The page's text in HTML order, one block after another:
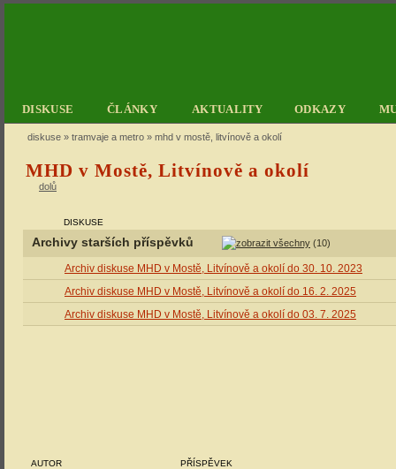
DISKUSE ČLÁNKY AKTUALITY ODKAZY
diskuse » tramvaje a metro » mhd v mostě, litvínově a okolí
MHD v Mostě, Litvínově a okolí
dolů
DISKUSE
Archivy starších příspěvků (10)
Archiv diskuse MHD v Mostě, Litvínově a okolí do 30. 10. 2023
Archiv diskuse MHD v Mostě, Litvínově a okolí do 16. 2. 2025
Archiv diskuse MHD v Mostě, Litvínově a okolí do 03. 7. 2025
AUTOR PŘÍSPĚVEK